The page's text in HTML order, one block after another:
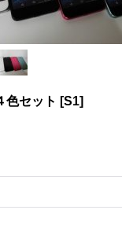
セット [S1]